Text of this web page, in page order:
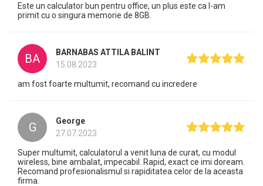
Este un calculator bun pentru office, un plus este ca l-am
primit cu o singura memorie de 8GB.
BA
BARNABAS ATTILA BALINT
15.08.2023
am fost foarte multumit, recomand cu incredere
G
George
27.07.2023
Super multumit, calculatorul a venit luna de curat, cu modul
wireless, bine ambalat, impecabil. Rapid, exact ce imi doream.
Recomand profesionalismul si rapiditatea celor de la aceasta
firma.